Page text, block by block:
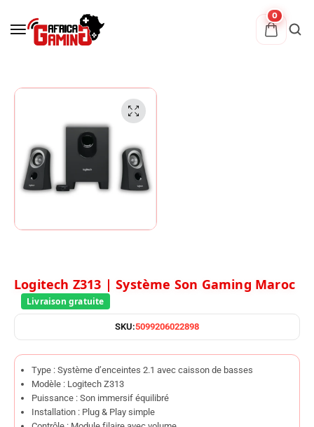
0
Logitech Z313 | Système Son Gaming Maroc
SKU:5099206022898
Type : Système d’enceintes 2.1 avec caisson de basses
Modèle : Logitech Z313
Puissance : Son immersif équilibré
Installation : Plug & Play simple